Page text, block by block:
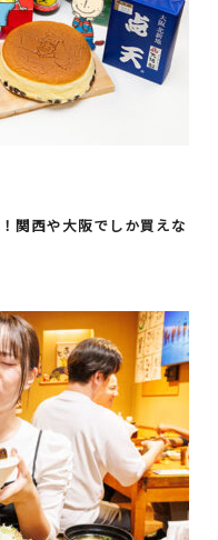
関西や大阪でしか買えな